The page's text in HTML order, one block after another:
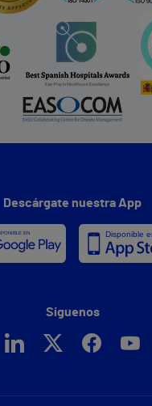
Descárgate nuestra App
Síguenos